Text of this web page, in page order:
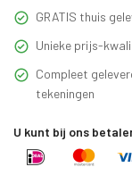
GRATIS thuis
Unieke prijs-
Compleet
tekeningen
U kunt bij ons